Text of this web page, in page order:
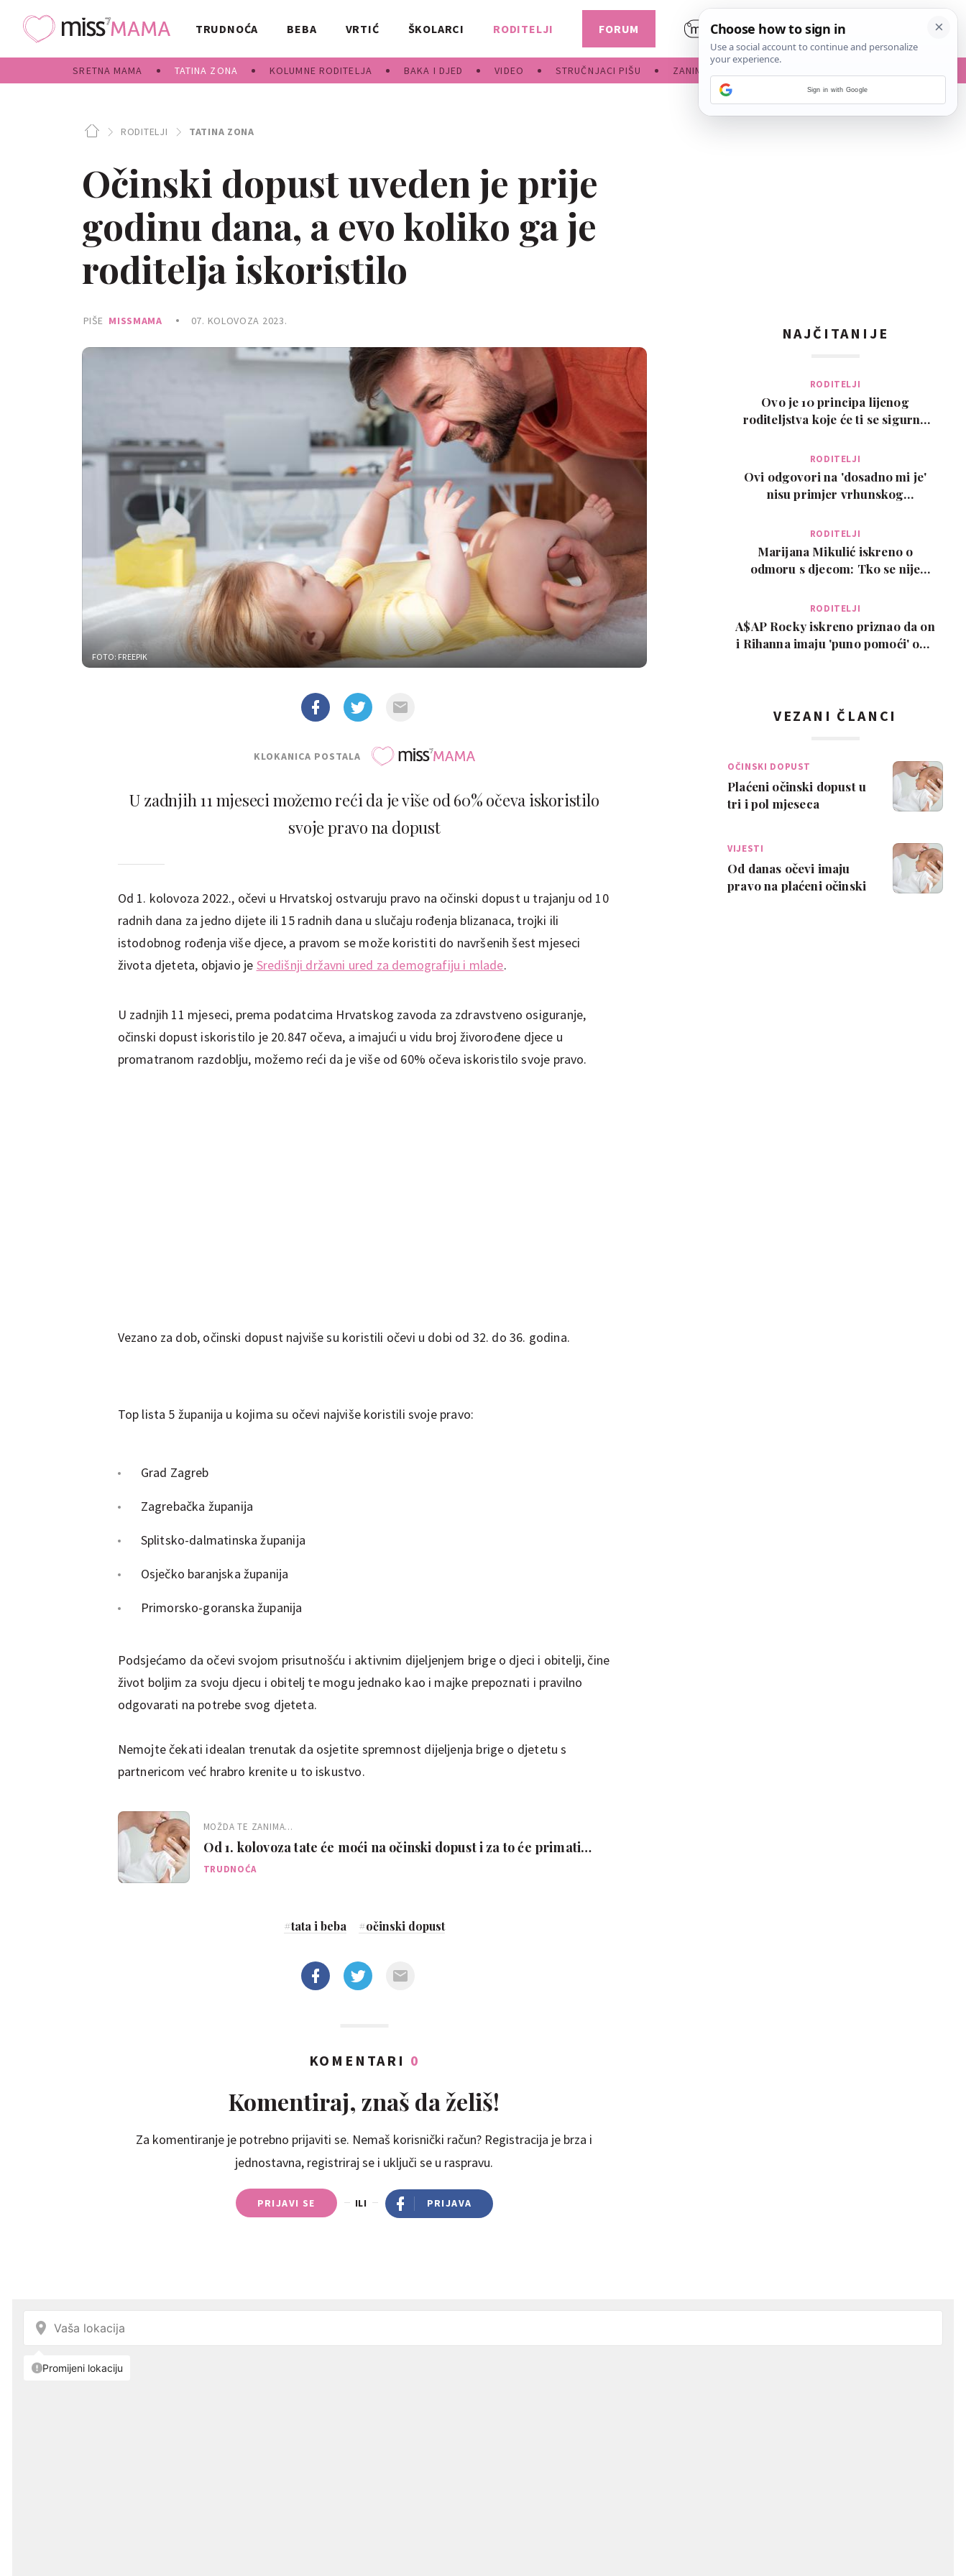
TRUDNOĆA BEBA VRTIĆ ŠKOLARCI RODITELJI
SRETNA MAMA TATINA ZONA KOLUMNE RODITELJA BAKA I DJED VIDEO STRUČNJACI PIŠU ZANIMLJIVOSTI
FORUM
RODITELJI TATINA ZONA
Očinski dopust uveden je prije
godinu dana, a evo koliko ga je
roditelja iskoristilo
PIŠE MISSMAMA 07. KOLOVOZA 2023.
FOTO: FREEPIK
KLOKANICA POSTALA
U zadnjih 11 mjeseci možemo reći da je više od 60% očeva iskoristilo
svoje pravo na dopust
Od 1. kolovoza 2022., očevi u Hrvatskoj ostvaruju pravo na očinski dopust u trajanju od 10
radnih dana za jedno dijete ili 15 radnih dana u slučaju rođenja blizanaca, trojki ili
istodobnog rođenja više djece, a pravom se može koristiti do navršenih šest mjeseci
života djeteta, objavio je Središnji državni ured za demografiju i mlade.
U zadnjih 11 mjeseci, prema podatcima Hrvatskog zavoda za zdravstveno osiguranje,
očinski dopust iskoristilo je 20.847 očeva, a imajući u vidu broj živorođene djece u
promatranom razdoblju, možemo reći da je više od 60% očeva iskoristilo svoje pravo.
Vezano za dob, očinski dopust najviše su koristili očevi u dobi od 32. do 36. godina.
Top lista 5 županija u kojima su očevi najviše koristili svoje pravo:
Grad Zagreb
Zagrebačka županija
Splitsko-dalmatinska županija
Osječko baranjska županija
Primorsko-goranska županija
Podsjećamo da očevi svojom prisutnošću i aktivnim dijeljenjem brige o djeci i obitelji, čine
život boljim za svoju djecu i obitelj te mogu jednako kao i majke prepoznati i pravilno
odgovarati na potrebe svog djeteta.
Nemojte čekati idealan trenutak da osjetite spremnost dijeljenja brige o djetetu s
partnericom već hrabro krenite u to iskustvo.
MOŽDA TE ZANIMA...
Od 1. kolovoza tate će moći na očinski dopust i za to će primati
punu plaću. Evo detalja
TRUDNOĆA
#tata i beba #očinski dopust
KOMENTARI 0
Komentiraj, znaš da želiš!
Za komentiranje je potrebno prijaviti se. Nemaš korisnički račun? Registracija je brza i
jednostavna, registriraj se i uključi se u raspravu.
PRIJAVI SE ILI PRIJAVA
NAJČITANIJE
RODITELJI
Ovo je 10 principa lijenog
roditeljstva koje će ti se sigurno
RODITELJI
Ovi odgovori na 'dosadno mi je'
nisu primjer vrhunskog
RODITELJI
Marijana Mikulić iskreno o
odmoru s djecom: Tko se nije
RODITELJI
A$AP Rocky iskreno priznao da on
i Rihanna imaju 'puno pomoći' oko
VEZANI ČLANCI
OČINSKI DOPUST
Plaćeni očinski dopust u
tri i pol mjeseca
VIJESTI
Od danas očevi imaju
pravo na plaćeni očinski
Sign in with Google